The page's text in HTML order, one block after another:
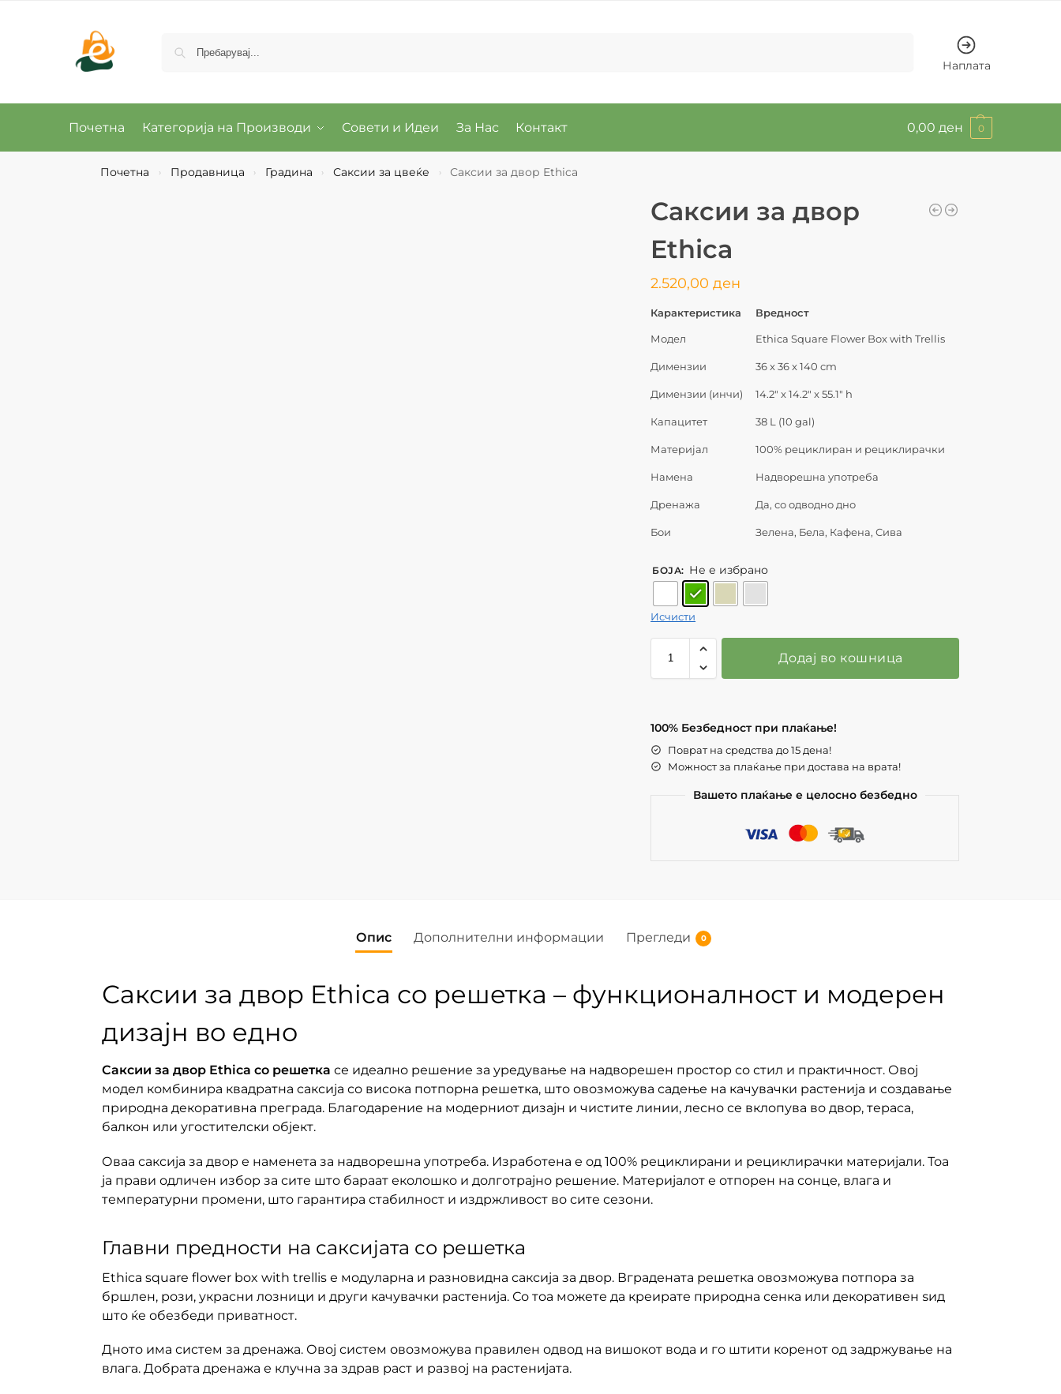
Наплата
Почетна Категорија на Производи Совети и Идеи За Нас Контакт 0,00 ден 0
Почетна › Продавница › Градина › Саксии за цвеќе › Саксии за двор Ethica
Саксии за двор
Ethica
2.520,00ден
Карактеристика Вредност
Модел Ethica Square Flower Box with Trellis
Димензии 36 x 36 x 140 cm
Димензии (инчи) 14.2″ x 14.2″ x 55.1″ h
Капацитет 38 L (10 gal)
Материјал 100% рециклиран и рециклирачки
Наменa Надворешна употреба
Дренажа Да, со одводно дно
Бои Зелена, Бела, Кафена, Сива
БОЈА: Не е избрано
Исчисти
Додај во кошница
100% Безбедност при плаќање!
Поврат на средства до 15 дена!
Можност за плаќање при достава на врата!
Вашето плаќање е целосно безбедно
Опис Дополнителни информации Прегледи 0
Саксии за двор Ethica со решетка – функционалност и модерен
дизајн во едно
Саксии за двор Ethica со решетка се идеално решение за уредување на надворешен простор со стил и практичност. Овој
модел комбинира квадратна саксија со висока потпорна решетка, што овозможува садење на качувачки растенија и создавање
природна декоративна преграда. Благодарение на модерниот дизајн и чистите линии, лесно се вклопува во двор, тераса,
балкон или угостителски објект.
Оваа саксија за двор е наменета за надворешна употреба. Изработена е од 100% рециклирани и рециклирачки материјали. Тоа
ја прави одличен избор за сите што бараат еколошко и долготрајно решение. Материјалот е отпорен на сонце, влага и
температурни промени, што гарантира стабилност и издржливост во сите сезони.
Главни предности на саксијата со решетка
Ethica square flower box with trellis е модуларна и разновидна саксија за двор. Вградената решетка овозможува потпора за
бршлен, рози, украсни лозници и други качувачки растенија. Со тоа можете да креирате природна сенка или декоративен ѕид
што ќе обезбеди приватност.
Дното има систем за дренажа. Овој систем овозможува правилен одвод на вишокот вода и го штити коренот од задржување на
влага. Добрата дренажа е клучна за здрав раст и развој на растенијата.